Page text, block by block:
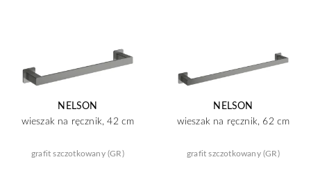
NELSON
wieszak na ręcznik, 42 cm
grafit szczotkowany (GR)
NELSON
wieszak na ręcznik, 62 cm
grafit szczotkowany (GR)